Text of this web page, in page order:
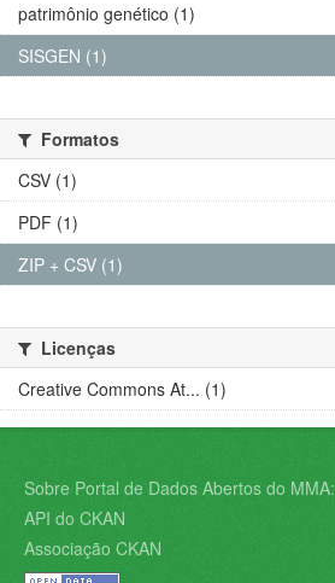
patrimônio genético (1)
SISGEN (1)
Formatos
CSV (1)
PDF (1)
ZIP + CSV (1)
Licenças
Creative Commons At... (1)
Sobre Portal de Dados Abertos do MMA:
API do CKAN
Associação CKAN